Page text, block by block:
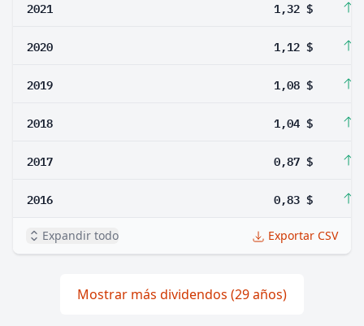
2021 1,32 $
2020 1,12 $
2019 1,08 $
2018 1,04 $
2017 0,87 $
2016 0,83 $
Expandir todo Exportar CSV
Mostrar más dividendos (29 años)